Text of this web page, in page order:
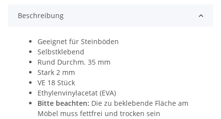
Beschreibung
Geeignet für Steinböden
Selbstklebend
Rund Durchm. 35 mm
Stark 2 mm
VE 18 Stück
Ethylenvinylacetat (EVA)
Bitte beachten: Die zu beklebende Fläche am
Möbel muss fettfrei und trocken sein